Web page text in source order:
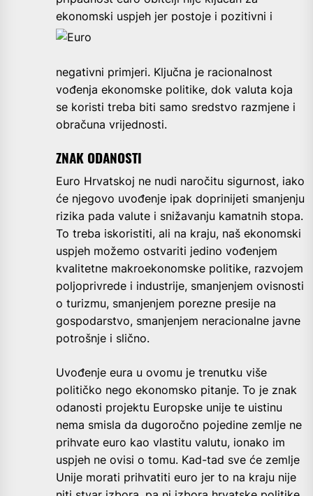
ekonomski uspjeh jer postoje i pozitivni i
negativni primjeri. Ključna je racionalnost
vođenja ekonomske politike, dok valuta koja
se koristi treba biti samo sredstvo razmjene i
obračuna vrijednosti.
ZNAK ODANOSTI
Euro Hrvatskoj ne nudi naročitu sigurnost, iako
će njegovo uvođenje ipak doprinijeti smanjenju
rizika pada valute i snižavanju kamatnih stopa.
To treba iskoristiti, ali na kraju, naš ekonomski
uspjeh možemo ostvariti jedino vođenjem
kvalitetne makroekonomske politike, razvojem
poljoprivrede i industrije, smanjenjem ovisnosti
o turizmu, smanjenjem porezne presije na
gospodarstvo, smanjenjem neracionalne javne
potrošnje i slično.
Uvođenje eura u ovomu je trenutku više
političko nego ekonomsko pitanje. To je znak
odanosti projektu Europske unije te uistinu
nema smisla da dugoročno pojedine zemlje ne
prihvate euro kao vlastitu valutu, ionako im
uspjeh ne ovisi o tomu. Kad-tad sve će zemlje
Unije morati prihvatiti euro jer to na kraju nije